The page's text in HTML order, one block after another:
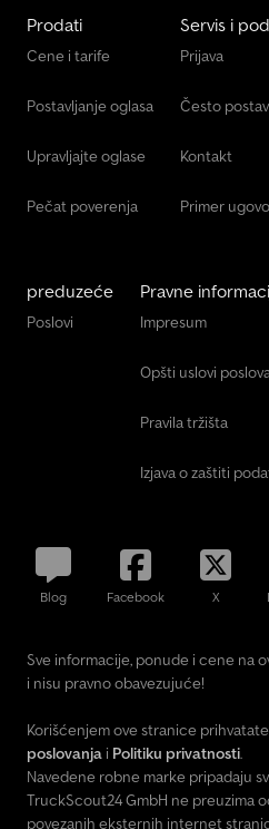
Vdl Autobus
Volvo Autobus
Prodati
Cene i tarife
Postavljanje oglasa
Upravljajte oglase
Pečat poverenja
Servis i
Prijava
Često
Kontakt
Primer
preduzeće
Poslovi
Pravne
Impresum
Opšti uslovi
Pravila tržišta
Izjava o zaštiti
Blog Facebook X
Sve informacije, ponude i cene na
i nisu pravno obavezujuće!
Korišćenjem ove stranice
poslovanja i Politiku privatnosti.
Navedene robne marke pripadaju
TruckScout24 GmbH ne preuzima
povezanih eksternih internet